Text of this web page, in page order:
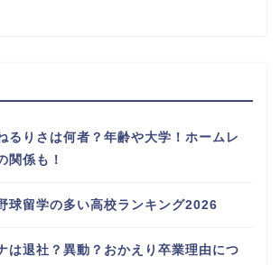
るりさは何者？年齢や大学！ホームレ
関係も！
球留学の多い高校ランキング2026
は退社？異動？おかえり卒業理由につ